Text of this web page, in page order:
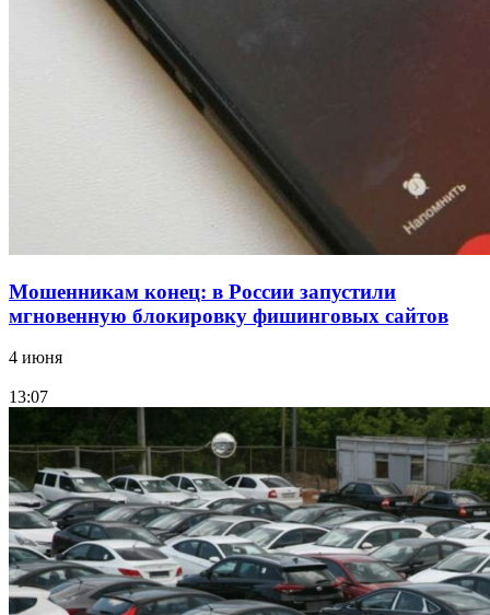
Волгоградские компании нарастили экспорт:
заключены контракты на 3,6 млн долларов
Мошенникам конец: в России запустили
мгновенную блокировку фишинговых сайтов
4 июня
13:07